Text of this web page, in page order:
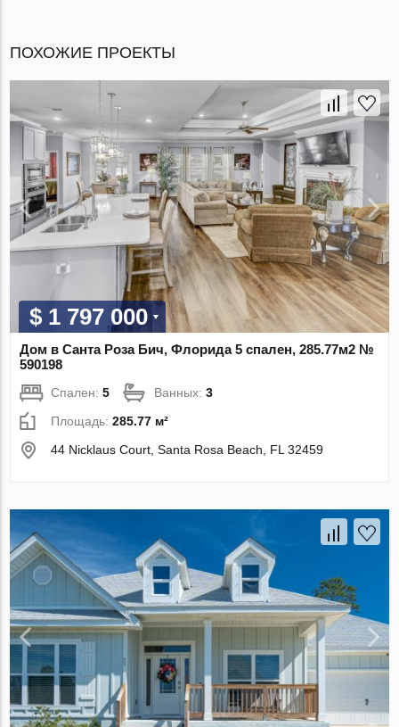
ПОХОЖИЕ ПРОЕКТЫ
$ 1 797 000
Дом в Санта Роза Бич, Флорида 5 спален, 285.77м2 №
590198
Спален:5 Ванных:3
Площадь:285.77 м²
44 Nicklaus Court, Santa Rosa Beach, FL 32459